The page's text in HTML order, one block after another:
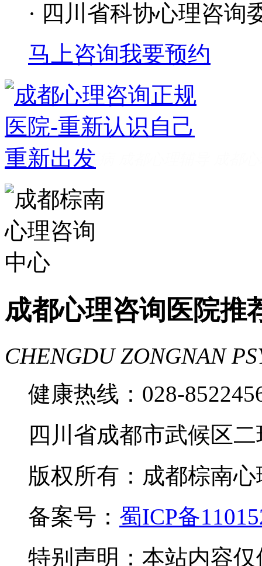
· 四川省科协心理咨询
马上咨询我要预约
成都看心理疾病
家好 成都心理咨询推荐
费 成都心理医院哪里好
成都心理咨询医院推
CHENGDU ZONGNAN
健康热线：028-
四川省成都市武候区
版权所有：成都棕南
备案号： 蜀ICP备
特别声明：本站内容